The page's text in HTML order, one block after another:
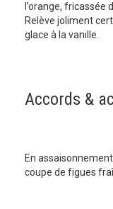
l’orange, fricassée
Relève joliment
glace à la vanille.
Accords &
En
coupe de figues